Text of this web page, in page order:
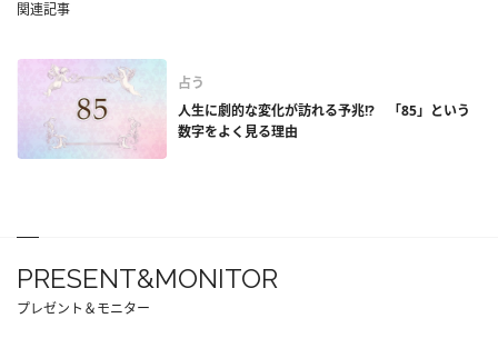
関連記事
占う
人生に劇的な変化が訪れる予兆!? 「85」という
数字をよく見る理由
PRESENT&MONITOR
プレゼント＆モニター